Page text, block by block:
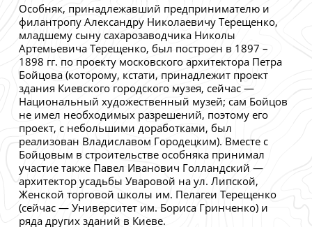
Особняк, принадлежавший предпринимателю и
филантропу Александру Николаевичу Терещенко,
младшему сыну сахарозаводчика Николы
Артемьевича Терещенко, был построен в 1897 –
1898 гг. по проекту московского архитектора Петра
Бойцова (которому, кстати, принадлежит проект
здания Киевского городского музея, сейчас —
Национальный художественный музей; сам Бойцов
не имел необходимых разрешений, поэтому его
проект, с небольшими доработками, был
реализован Владиславом Городецким). Вместе с
Бойцовым в строительстве особняка принимал
участие также Павел Иванович Голландский —
архитектор усадьбы Уваровой на ул. Липской,
Женской торговой школы им. Пелагеи Терещенко
(сейчас — Университет им. Бориса Гринченко) и
ряда других зданий в Киеве.